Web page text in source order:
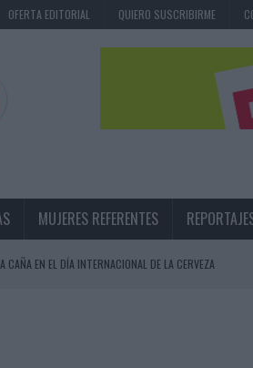
OFERTA EDITORIAL QUIERO SUSCRIBIRME
MUJERES REFERENTES
CAÑA EN EL DÍA INTERNACIONAL DE LA CERVEZA
LAS MARCAS